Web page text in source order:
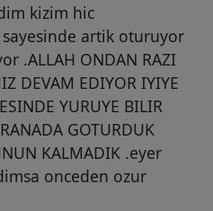
kizim hic
artik oturuyor
.ALLAH ONDAN RAZI
DEVAM EDIYOR IYIYE
YURUYE BILIR
GOTURDUK
KALMADIK .eyer
onceden ozur